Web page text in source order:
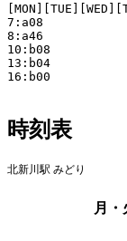
7:a08
8:a46
10:b08
13:b04
16:b00
時刻表
北新川駅 みどり
月